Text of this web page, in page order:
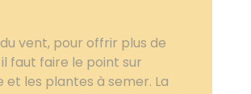
vent, pour offrir plus de
faut faire le point sur
les plantes à semer. La